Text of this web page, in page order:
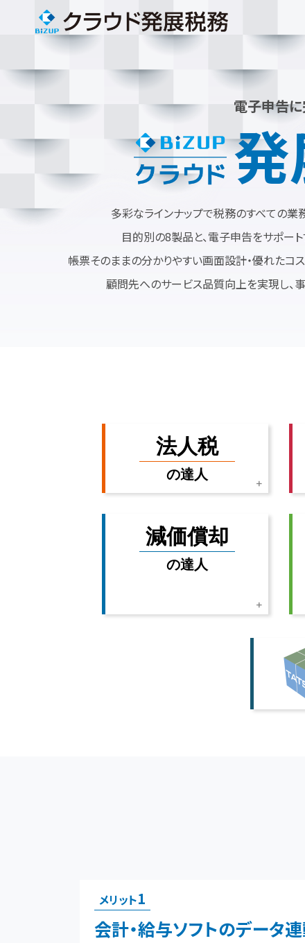
電子申告
多彩なラインナップで税務のすべての業
目的別の8製品と、電子申告をサポート
帳票そのままの分かりやすい画面設計・優れたコ
顧問先へのサービス品質向上を実現し、
法人税
の達人
減価償却
の達人
メリット1
会計・給与ソフトのデータ